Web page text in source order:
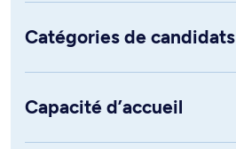
Catégories de candidats
Capacité d’accueil